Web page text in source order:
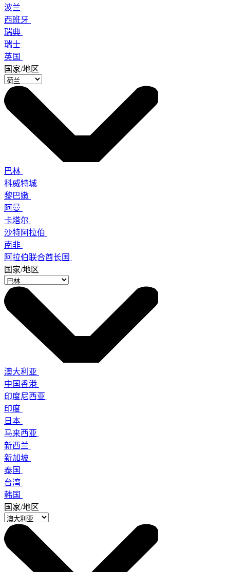
波兰
西班牙
瑞典
瑞士
英国
国家/地区
巴林
科威特城
黎巴嫩
阿曼
卡塔尔
沙特阿拉伯
南非
阿拉伯联合酋长国
国家/地区
澳大利亚
中国香港
印度尼西亚
印度
日本
马来西亚
新西兰
新加坡
泰国
台湾
韩国
国家/地区